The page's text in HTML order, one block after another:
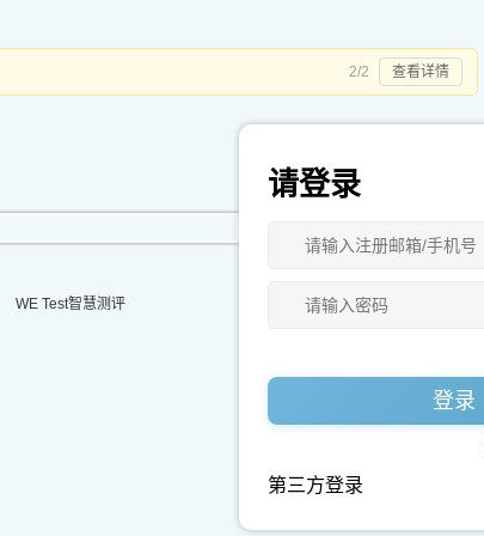
2/2 查看详情
WE Test智慧测评
请登录
登录
第三方登录